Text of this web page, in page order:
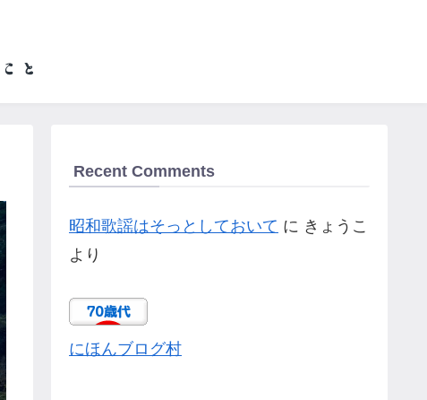
Recent Comments
昭和歌謡はそっとしておいて に きょうこ
より
にほんブログ村